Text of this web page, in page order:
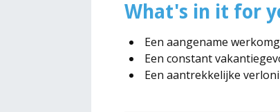
What's in it for
Een aangename
Een constant
Een aantrekkelijke